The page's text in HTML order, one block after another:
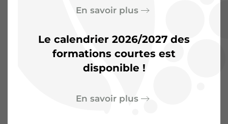
En savoir plus
Le calendrier 2026/2027 des
formations courtes est
disponible !
En savoir plus